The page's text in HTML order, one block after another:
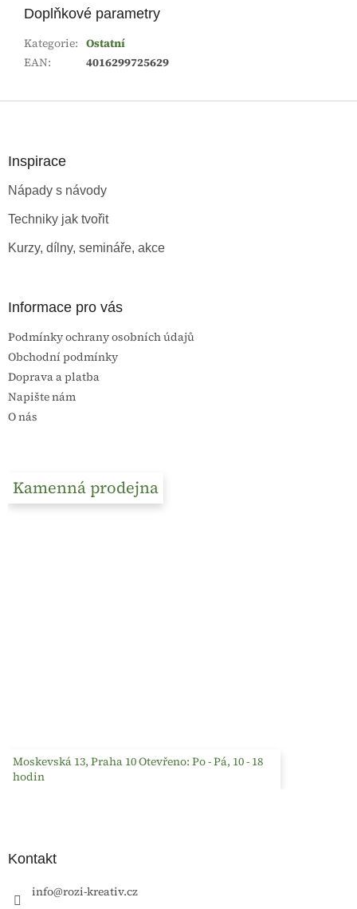
Doplňkové parametry
Kategorie: Ostatní
EAN: 4016299725629
Inspirace
Nápady s návody
Techniky jak tvořit
Kurzy, dílny, semináře, akce
Informace pro vás
Podmínky ochrany osobních údajů
Obchodní podmínky
Doprava a platba
Napište nám
O nás
Kamenná prodejna
Moskevská 13, Praha 10 Otevřeno: Po - Pá, 10 - 18
hodin
Kontakt
info@rozi-kreativ.cz